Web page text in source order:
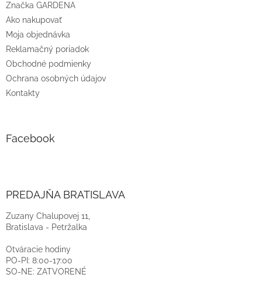
Značka GARDENA
Ako nakupovať
Moja objednávka
Reklamačný poriadok
Obchodné podmienky
Ochrana osobných údajov
Kontakty
Facebook
PREDAJŇA BRATISLAVA
Zuzany Chalupovej 11,
Bratislava - Petržalka
Otváracie hodiny
PO-PI: 8:00-17:00
SO-NE: ZATVORENÉ